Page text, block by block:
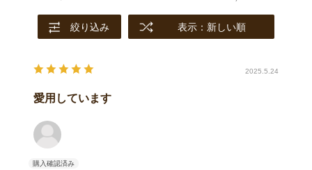
絞り込み 表示：新しい順
2025.5.24
愛用しています